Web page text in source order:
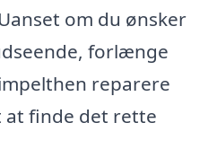
om du ønsker
forlænge
reparere
at finde det rette